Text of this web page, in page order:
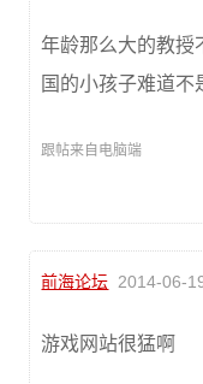
年龄那么大的教授
国的小孩子难道不
跟帖来自电脑端
前海论坛 2014-06-
游戏网站很猛啊